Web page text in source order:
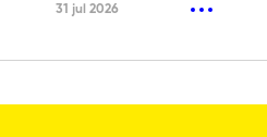
31 jul 2026